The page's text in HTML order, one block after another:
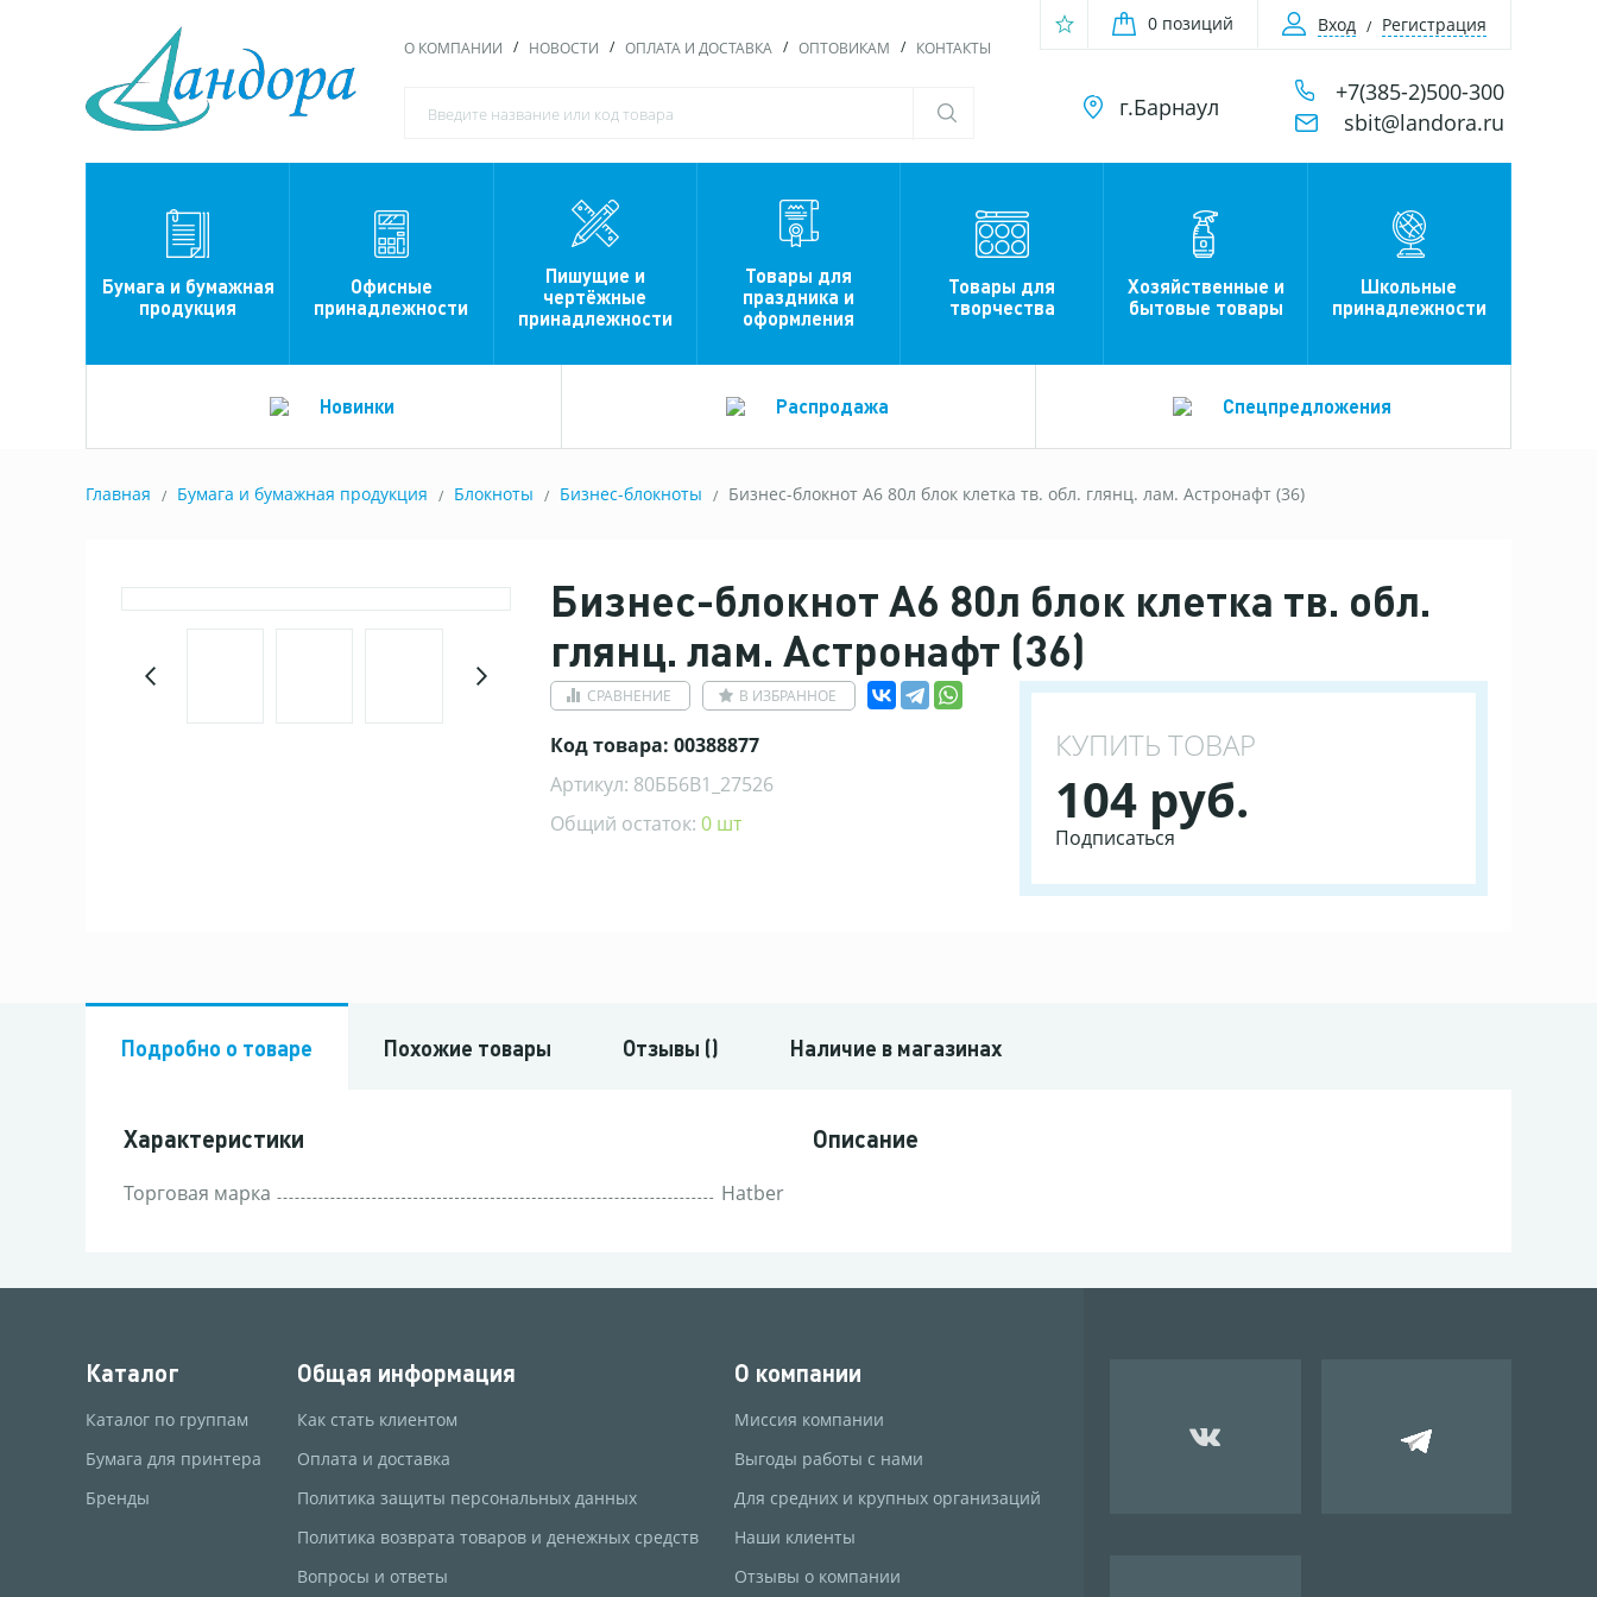
О КОМПАНИИ НОВОСТИ ОПЛАТА И ДОСТАВКА ОПТОВИКАМ КОНТАКТЫ
0 позиций Вход Регистрация
г.Барнаул
+7(385-2)500-300
sbit@landora.ru
Бумага и бумажная
продукция
Офисные
принадлежности
Пишущие и
чертёжные
принадлежности
Товары для
праздника и
оформления
Товары для
творчества
Хозяйственные и
бытовые товары
Школьные
принадлежности
Новинки Распродажа Спецпредложения
Главная Бумага и бумажная продукция Блокноты Бизнес-блокноты Бизнес-блокнот А6 80л блок клетка тв. обл. глянц. лам. Астронафт (36)
Бизнес-блокнот А6 80л блок клетка тв. обл.
глянц. лам. Астронафт (36)
СРАВНЕНИЕ В ИЗБРАННОЕ
Код товара: 00388877
Артикул: 80ББ6В1_27526
Общий остаток:0 шт
КУПИТЬ ТОВАР
104 руб.
Подписаться
Подробно о товаре Похожие товары Отзывы () Наличие в магазинах
Характеристики
Торговая марка Hatber
Описание
Каталог
Каталог по группам
Бумага для принтера
Бренды
Общая информация
Как стать клиентом
Оплата и доставка
Политика защиты персональных данных
Политика возврата товаров и денежных средств
Вопросы и ответы
О компании
Миссия компании
Выгоды работы с нами
Для средних и крупных организаций
Наши клиенты
Отзывы о компании